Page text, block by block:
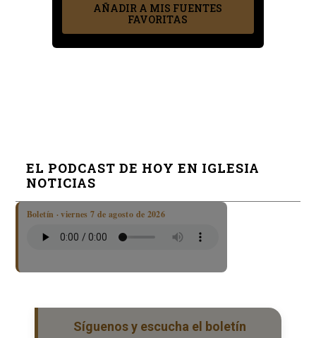
AÑADIR A MIS FUENTES
FAVORITAS
EL PODCAST DE HOY EN IGLESIA
NOTICIAS
Boletín · viernes 7 de agosto de 2026
Síguenos y escucha el boletín